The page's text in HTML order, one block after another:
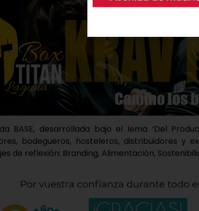
BASE, desarrollada bajo el lema ‘Del
bodegueros, hosteleros, distribuidores y
de reflexión: Branding, Alimentación,